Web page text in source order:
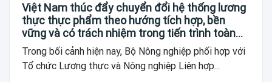
Việt Nam thúc đẩy chuyển đổi hệ thống lương
thực thực phẩm theo hướng tích hợp, bền
vững và có trách nhiệm trong tiến trình toàn
cầu
Trong bối cảnh hiện nay, Bộ Nông nghiệp phối hợp với
Tổ chức Lương thực và Nông nghiệp Liên hợp...